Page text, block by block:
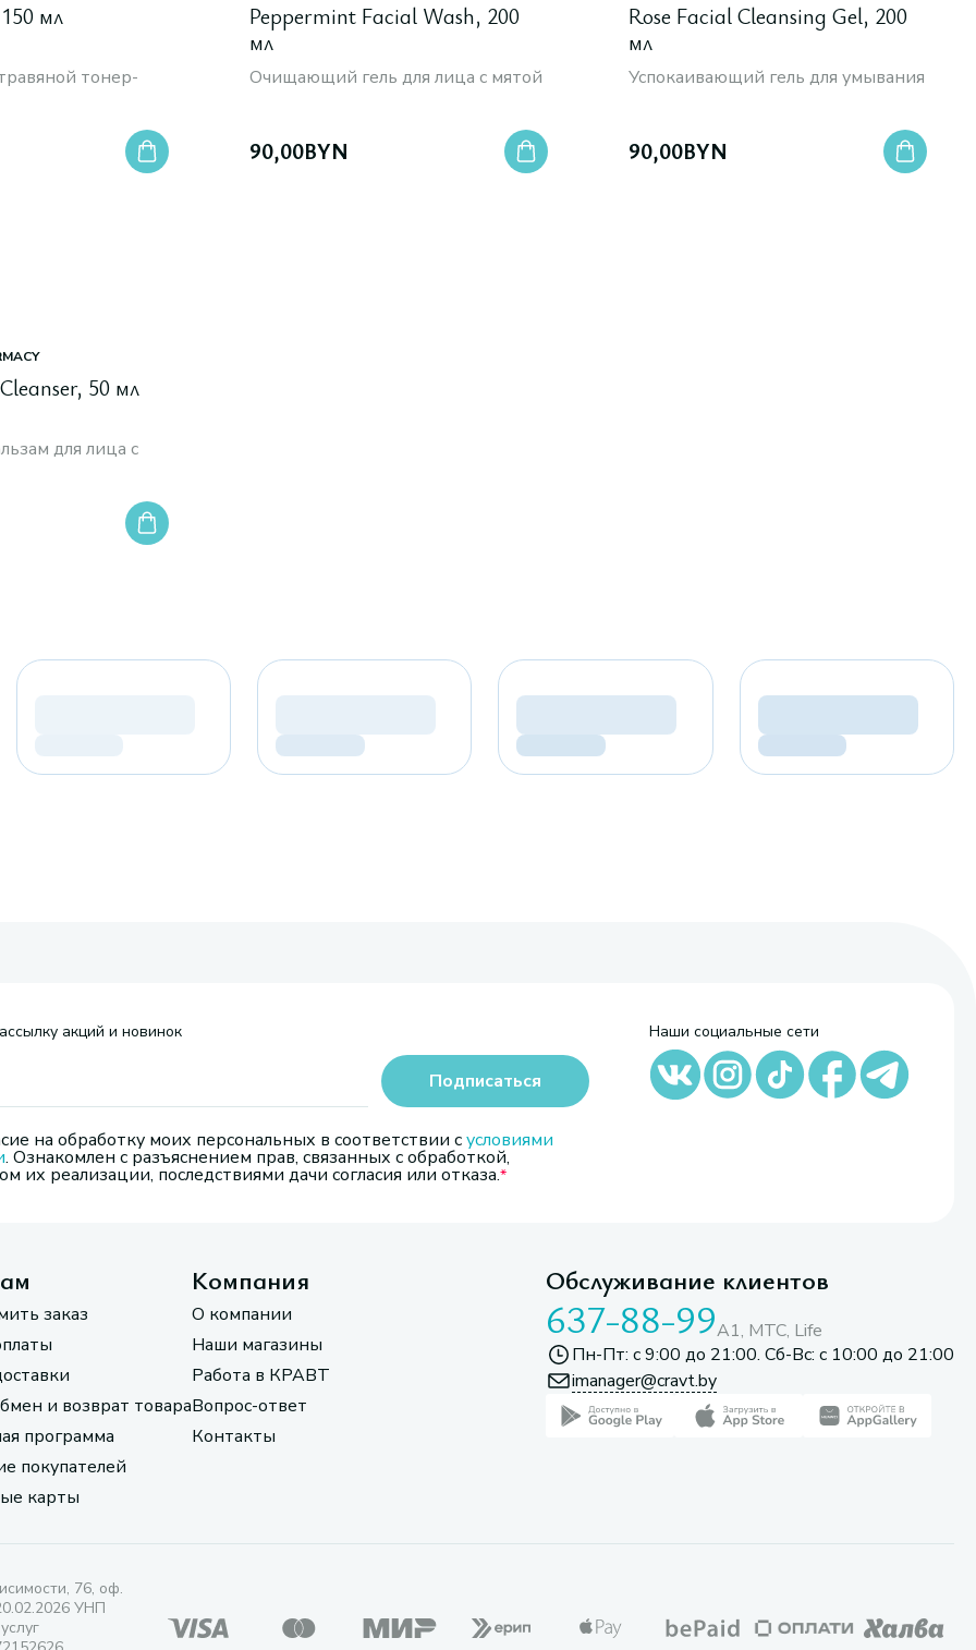
мл
тонер-
Peppermint Facial Wash, 200
мл
Очищающий гель для лица с мятой
90,00BYN
Rose Facial Cleansing Gel, 200
мл
Успокаивающий гель для умывания
90,00BYN
50 мл
для лица с
акций и новинок
на обработку моих персональных в соответствии сусловиями
. Ознакомлен с разъяснением прав, связанных с обработкой,
их реализации, последствиями дачи согласия или отказа.
Подписаться
Наши социальные сети
заказ
и возврат товара
программа
покупателей
карты
Компания
О компании
Наши магазины
Работа в КРАВТ
Вопрос-ответ
Контакты
Обслуживание клиентов
637-88-99A1, МТС, Life
Пн-Пт: с 9:00 до 21:00. Сб-Вс: с 10:00 до 21:00
imanager@cravt.by
76, оф.
УНП